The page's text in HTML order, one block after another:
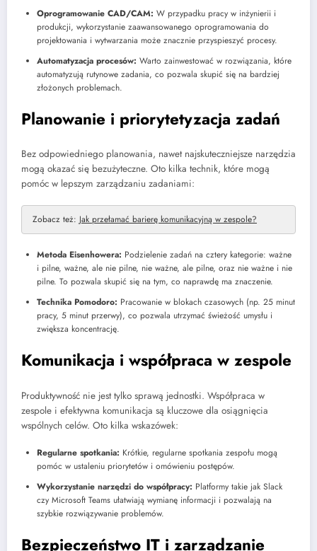
Oprogramowanie CAD/CAM: W przypadku pracy w inżynierii i
produkcji, wykorzystanie zaawansowanego oprogramowania do
projektowania i wytwarzania może znacznie przyspieszyć procesy.
Automatyzacja procesów: Warto zainwestować w rozwiązania, które
automatyzują rutynowe zadania, co pozwala skupić się na bardziej
złożonych problemach.
Planowanie i priorytetyzacja zadań
Bez odpowiedniego planowania, nawet najskuteczniejsze narzędzia
mogą okazać się bezużyteczne. Oto kilka technik, które mogą
pomóc w lepszym zarządzaniu zadaniami:
Zobacz też: Jak przełamać barierę komunikacyjną w zespole?
Metoda Eisenhowera: Podzielenie zadań na cztery kategorie: ważne
i pilne, ważne, ale nie pilne, nie ważne, ale pilne, oraz nie ważne i nie
pilne. To pozwala skupić się na tym, co naprawdę ma znaczenie.
Technika Pomodoro: Pracowanie w blokach czasowych (np. 25 minut
pracy, 5 minut przerwy), co pozwala utrzymać świeżość umysłu i
zwiększa koncentrację.
Komunikacja i współpraca w zespole
Produktywność nie jest tylko sprawą jednostki. Współpraca w
zespole i efektywna komunikacja są kluczowe dla osiągnięcia
wspólnych celów. Oto kilka wskazówek:
Regularne spotkania: Krótkie, regularne spotkania zespołu mogą
pomóc w ustaleniu priorytetów i omówieniu postępów.
Wykorzystanie narzędzi do współpracy: Platformy takie jak Slack
czy Microsoft Teams ułatwiają wymianę informacji i pozwalają na
szybkie rozwiązywanie problemów.
Bezpieczeństwo IT i zarządzanie